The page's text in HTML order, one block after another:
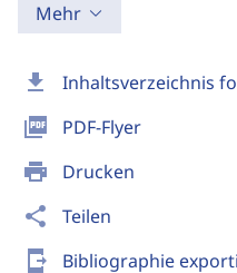
download Inhaltsverzeichnis
picture_as_pdf PDF-Flyer
print Drucken
share Teilen
send_to_mobile Bibliographie
Mehr